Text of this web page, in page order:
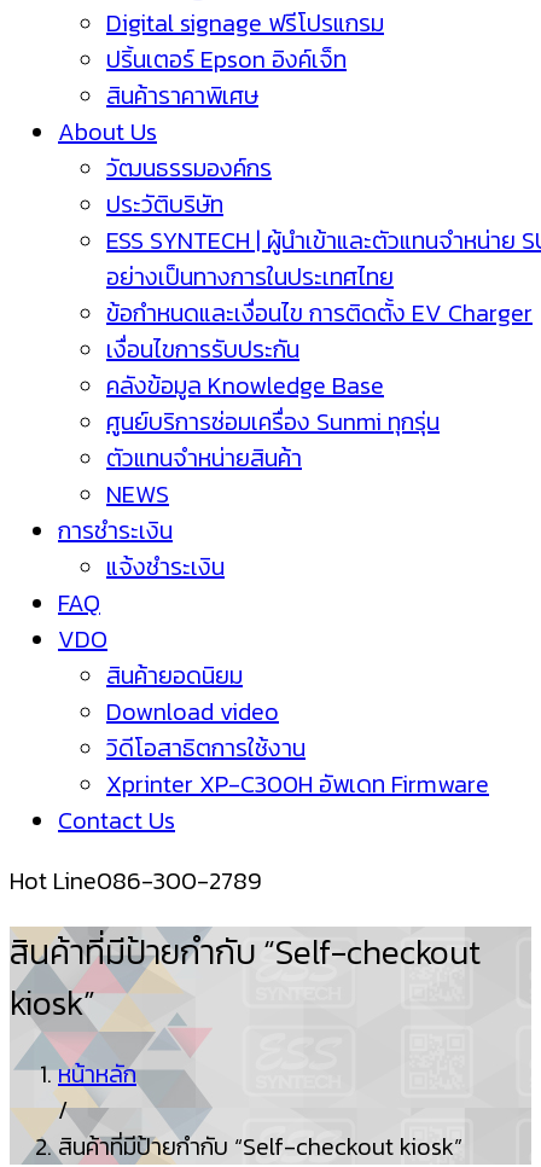
Digital signage ฟรีโปรแกรม
ปริ้นเตอร์ Epson อิงค์เจ็ท
สินค้าราคาพิเศษ
About Us
วัฒนธรรมองค์กร
ประวัติบริษัท
ESS SYNTECH | ผู้นำเข้าและตัวแทนจำหน่าย
อย่างเป็นทางการในประเทศไทย
ข้อกำหนดและเงื่อนไข การติดตั้ง EV Charger
เงื่อนไขการรับประกัน
คลังข้อมูล Knowledge Base
ศูนย์บริการซ่อมเครื่อง Sunmi ทุกรุ่น
ตัวแทนจำหน่ายสินค้า
NEWS
การชำระเงิน
แจ้งชำระเงิน
FAQ
VDO
สินค้ายอดนิยม
Download video
วิดีโอสาธิตการใช้งาน
Xprinter XP-C300H อัพเดท Firmware
Contact Us
Hot Line086-300-2789
สินค้าที่มีป้ายกำกับ “Self-checkout
kiosk”
หน้าหลัก
/
สินค้าที่มีป้ายกำกับ “Self-checkout kiosk”